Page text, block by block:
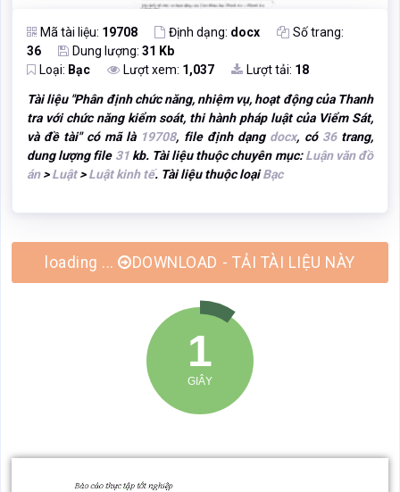
Mã tài liệu: 19708 Định dạng: docx
Số trang:
36
Dung lượng: 31 Kb
Loại: Bạc Lượt xem: 1,037 Lượt tải: 18
Tài liệu "Phân định chức năng, nhiệm vụ, hoạt động của Thanh
tra với chức năng kiểm soát, thi hành pháp luật của Viểm Sát,
và đề tài" có mã là 19708, file định dạng docx, có 36trang,
dung lượng file 31kb. Tài liệu thuộc chuyên mục:Luận văn đồ
án>Luật>Luật kinh tế. Tài liệu thuộc loạiBạc
DOWNLOAD - TẢI TÀI LIỆU NÀY